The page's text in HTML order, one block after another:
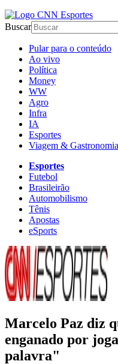
Buscar
Pular para o conteúdo
Ao vivo
Política
Money
WW
Agro
Infra
IA
Esportes
Viagem & Gastronomia
Esportes
Futebol
Brasileirão
Automobilismo
Tênis
Apostas
eSports
Marcelo Paz diz
enganado por
palavra"